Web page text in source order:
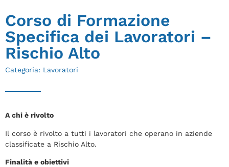
Corso di Formazione
Specifica dei Lavoratori –
Rischio Alto
Categoria: Lavoratori
A chi è rivolto
Il corso è rivolto a tutti i lavoratori che operano in aziende
classificate a Rischio Alto.
Finalità e obiettivi